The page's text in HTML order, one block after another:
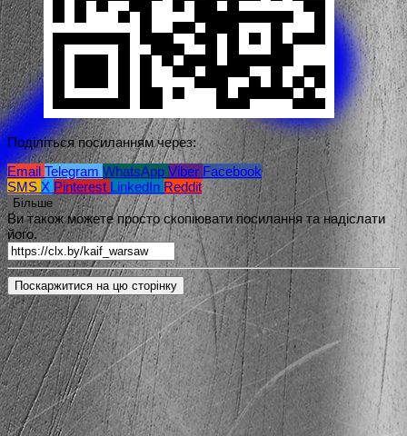
Поділіться посиланням через:
Email Telegram WhatsApp Viber Facebook
SMS X Pinterest LinkedIn Reddit
Більше
Ви також можете просто скопіювати посилання та надіслати
його.
Поскаржитися на цю сторінку